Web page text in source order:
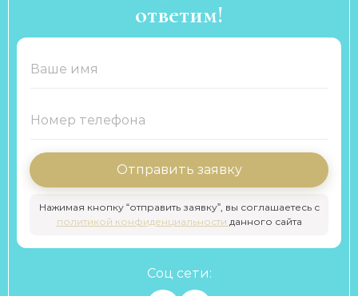
ответим!
Отправить заявку
Нажимая кнопку “отправить заявку”, вы соглашаетесь с
политикой конфиденциальности данного сайта
Соц сети: